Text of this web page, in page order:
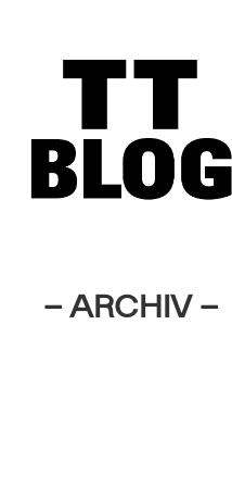
– ARCHIV –